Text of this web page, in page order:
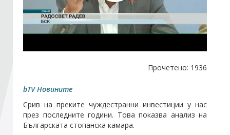
Проекти
Прочетено: 1936
bTV Новините
Срив на преките чуждестранни инвестиции у нас
през последните години. Това показва анализ на
Българската стопанска камара.